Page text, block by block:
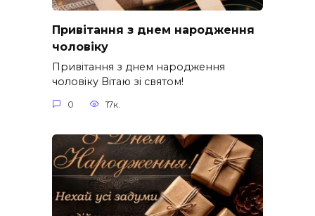
Привітання з днем народження
чоловіку
Привітання з днем народження
чоловіку Вітаю зі святом!
0 17к.